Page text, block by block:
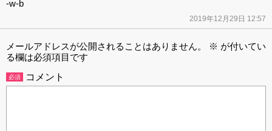
-w-b
2019年12月29日 12:57
メールアドレスが公開されることはありません。 ※ が付いてい
る欄は必須項目です
必須 コメント